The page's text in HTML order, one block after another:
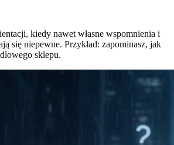
kiedy nawet własne wspomnienia i
się niepewne. Przykład: zapominasz, jak
sklepu.